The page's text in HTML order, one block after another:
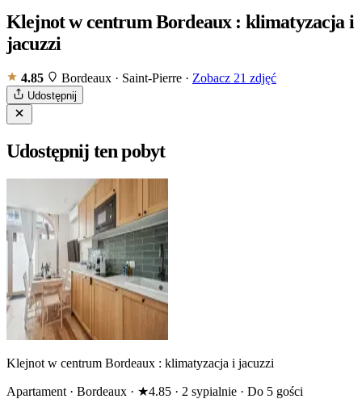
Klejnot w centrum Bordeaux : klimatyzacja i
jacuzzi
4.85 Bordeaux · Saint-Pierre · Zobacz 21 zdjęć
Udostępnij
Udostępnij ten pobyt
Klejnot w centrum Bordeaux : klimatyzacja i jacuzzi
Apartament · Bordeaux · ★4.85 · 2 sypialnie · Do 5 gości